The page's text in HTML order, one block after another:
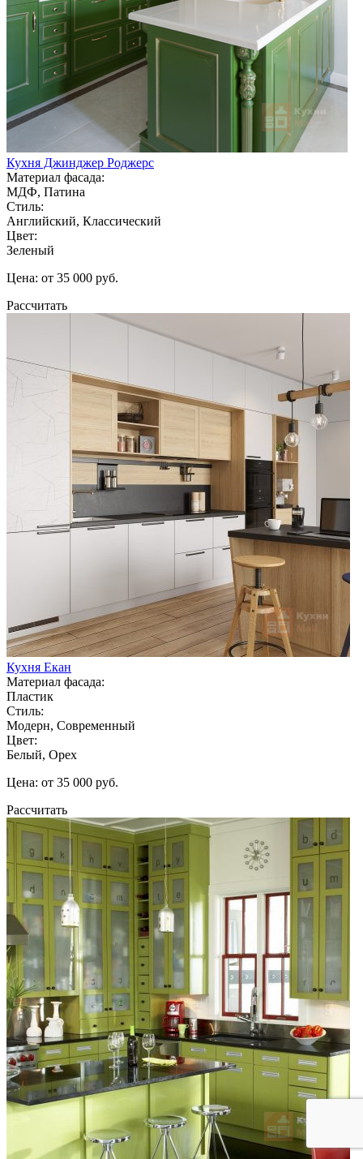
Кухня Джинджер Роджерс
Материал фасада:
МДФ, Патина
Стиль:
Английский, Классический
Цвет:
Зеленый
Цена: от 35 000 руб.
Рассчитать
Кухня Екан
Материал фасада:
Пластик
Стиль:
Модерн, Современный
Цвет:
Белый, Орех
Цена: от 35 000 руб.
Рассчитать